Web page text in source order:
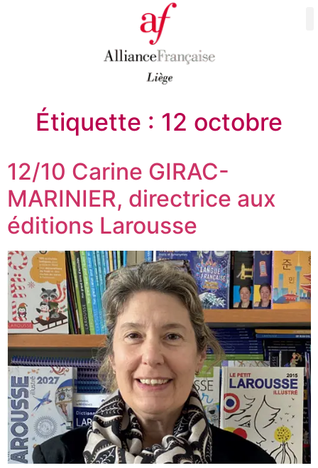
Étiquette : 12 octobre
12/10 Carine GIRAC-
MARINIER, directrice aux
éditions Larousse